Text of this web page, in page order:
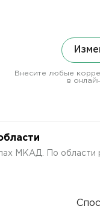
Внесите любые
в
МКАД. По области